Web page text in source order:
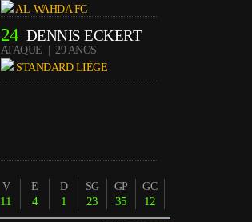
AL-WAHDA FC
24 DENNIS ECKERT
ATAQUE
| 29 ANOS
STANDARD LIÈGE
V
11
E
4
D
1
SG
23
GP
35
GC
12